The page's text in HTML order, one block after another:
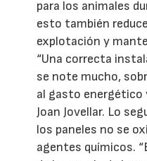
para los animales
esto también
explotación y
“Una correcta
se note mucho,
al gasto energético
Joan Jovellar. Lo
los paneles no se
agentes químicos.